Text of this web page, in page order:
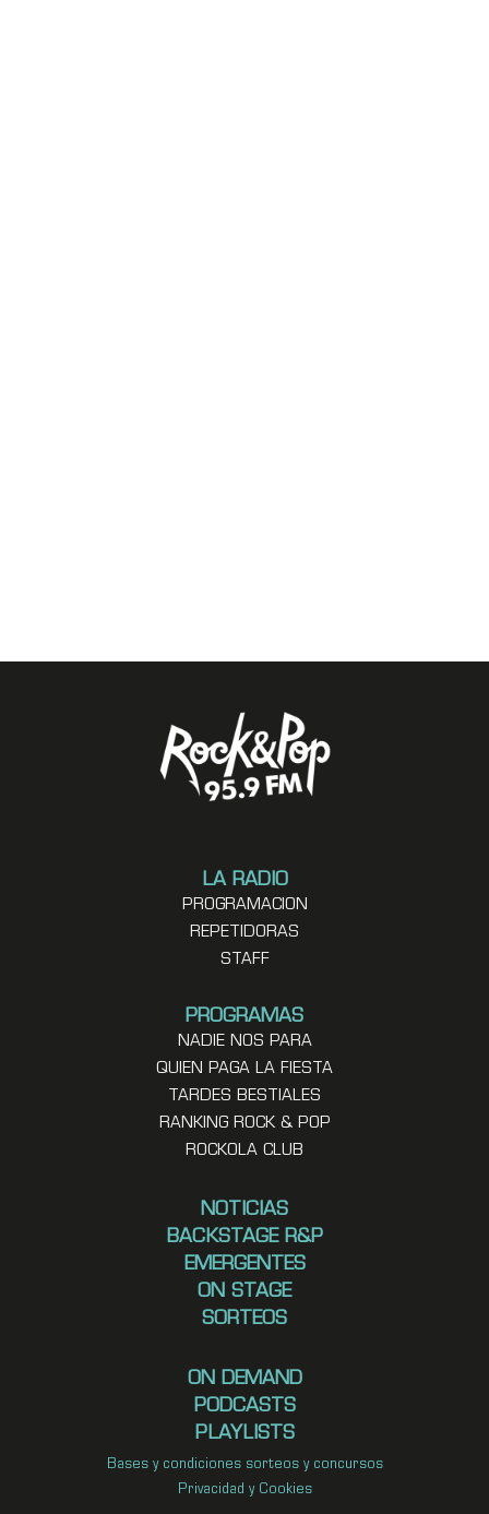
LA RADIO
PROGRAMACION
REPETIDORAS
STAFF
PROGRAMAS
NADIE NOS PARA
QUIEN PAGA LA FIESTA
TARDES BESTIALES
RANKING ROCK & POP
ROCKOLA CLUB
NOTICIAS
BACKSTAGE R&P
EMERGENTES
ON STAGE
SORTEOS
ON DEMAND
PODCASTS
PLAYLISTS
Bases y condiciones sorteos y concursos
Privacidad y Cookies